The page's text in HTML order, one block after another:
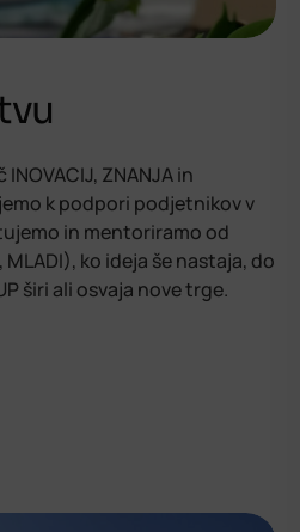
ZNANJA in
k podpori podjetnikov v
in mentoriramo od
ko ideja še nastaja, do
širi ali osvaja nove trge.